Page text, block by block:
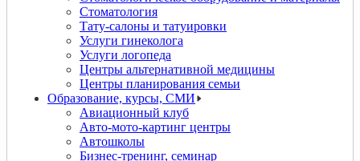
Стоматология
Тату-салоны и татуировки
Услуги гинеколога
Услуги логопеда
Центры альтернативной медицины
Центры планирования семьи
Образование, курсы, СМИ
Авиационный клуб
Авто-мото-картинг центры
Автошколы
Бизнес-тренинг, семинар